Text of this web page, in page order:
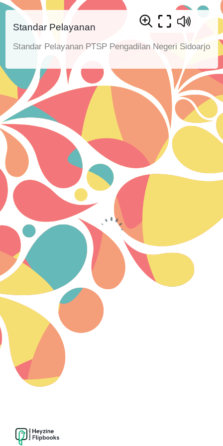
Standar Pelayanan
Standar Pelayanan PTSP Pengadilan Negeri Sidoarjo